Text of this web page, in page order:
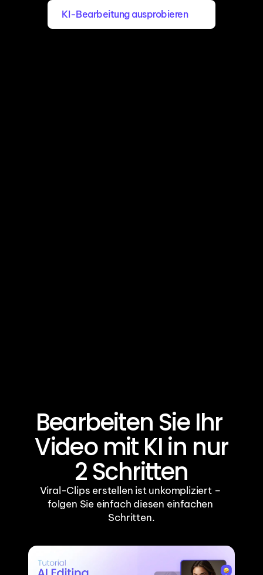
KI-Bearbeitung ausprobieren
Bearbeiten Sie Ihr
Video mit KI in nur
2 Schritten
Viral-Clips erstellen ist unkompliziert –
folgen Sie einfach diesen einfachen
Schritten.